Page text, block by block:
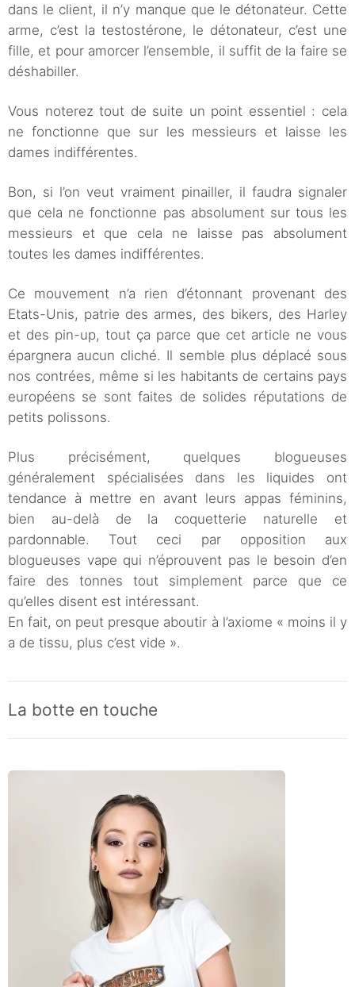
dans le client, il n’y manque que le détonateur. Cette
arme, c’est la testostérone, le détonateur, c’est une
fille, et pour amorcer l’ensemble, il suffit de la faire se
déshabiller.
Vous noterez tout de suite un point essentiel : cela
ne fonctionne que sur les messieurs et laisse les
dames indifférentes.
Bon, si l’on veut vraiment pinailler, il faudra signaler
que cela ne fonctionne pas absolument sur tous les
messieurs et que cela ne laisse pas absolument
toutes les dames indifférentes.
Ce mouvement n’a rien d’étonnant provenant des
Etats-Unis, patrie des armes, des bikers, des Harley
et des pin-up, tout ça parce que cet article ne vous
épargnera aucun cliché. Il semble plus déplacé sous
nos contrées, même si les habitants de certains pays
européens se sont faites de solides réputations de
petits polissons.
Plus précisément, quelques blogueuses
généralement spécialisées dans les liquides ont
tendance à mettre en avant leurs appas féminins,
bien au-delà de la coquetterie naturelle et
pardonnable. Tout ceci par opposition aux
blogueuses vape qui n’éprouvent pas le besoin d’en
faire des tonnes tout simplement parce que ce
qu’elles disent est intéressant.
En fait, on peut presque aboutir à l’axiome « moins il y
a de tissu, plus c’est vide ».
La botte en touche